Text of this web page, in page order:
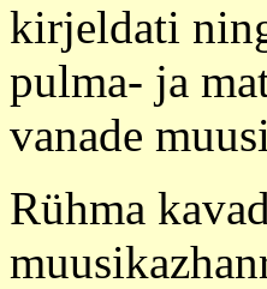
kirjeldati
pulma- ja
vanade
Rühma